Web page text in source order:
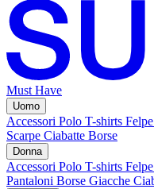
Must Have
Uomo
Accessori Polo T-shirts Felpe
Scarpe Ciabatte Borse
Donna
Accessori Polo T-shirts Felpe
Pantaloni Borse Giacche